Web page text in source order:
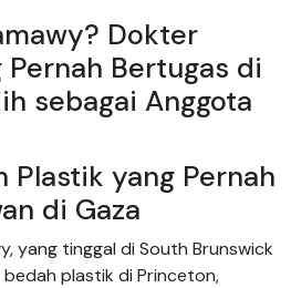
Dokter
Pernah Bertugas di
sebagai Anggota
Plastik yang Pernah
di Gaza
yang tinggal di South Brunswick
plastik di Princeton,